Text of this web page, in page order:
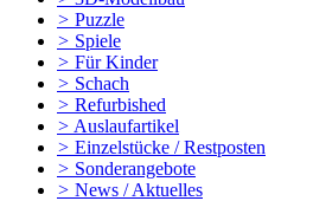
> Puzzle
> Spiele
> Für Kinder
> Schach
> Refurbished
> Auslaufartikel
> Einzelstücke / Restposten
> Sonderangebote
> News / Aktuelles